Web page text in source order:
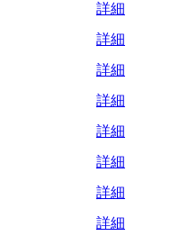
詳細
詳細
詳細
詳細
詳細
詳細
詳細
詳細